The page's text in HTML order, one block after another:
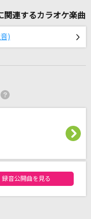
ょ)
関連するカラオケ楽曲
)
録音公開曲を見る